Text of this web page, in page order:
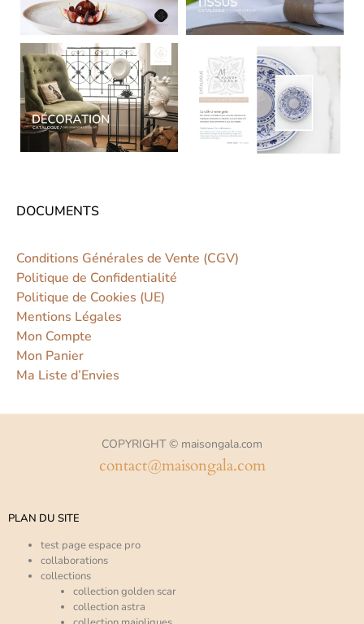
DOCUMENTS
Conditions Générales de Vente (CGV)
Politique de Confidentialité
Politique de Cookies (UE)
Mentions Légales
Mon Compte
Mon Panier
Ma Liste d’Envies
COPYRIGHT © maisongala.com
contact@maisongala.com
PLAN DU SITE
test page espace pro
collaborations
collections
collection golden scar
collection astra